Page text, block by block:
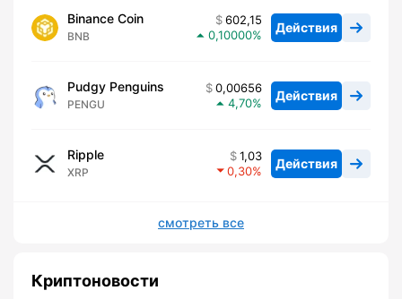
Binance Coin
BNB
602,15
0,10000
Действия
Pudgy Penguins
PENGU
0,00656
4,70
Действия
Ripple
XRP
1,03
0,30
Действия
смотреть все
Криптоновости